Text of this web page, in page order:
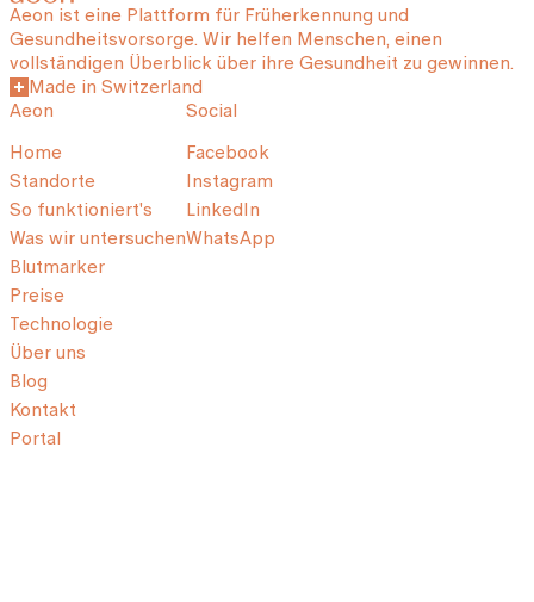
Aeon ist eine Plattform für Früherkennung und
Gesundheitsvorsorge. Wir helfen Menschen, einen
vollständigen Überblick über ihre Gesundheit zu gewinnen.
Made in Switzerland
Aeon
Home
Standorte
So funktioniert's
Was wir untersuchen
Blutmarker
Preise
Technologie
Über uns
Blog
Kontakt
Portal
Social
Facebook
Instagram
LinkedIn
WhatsApp